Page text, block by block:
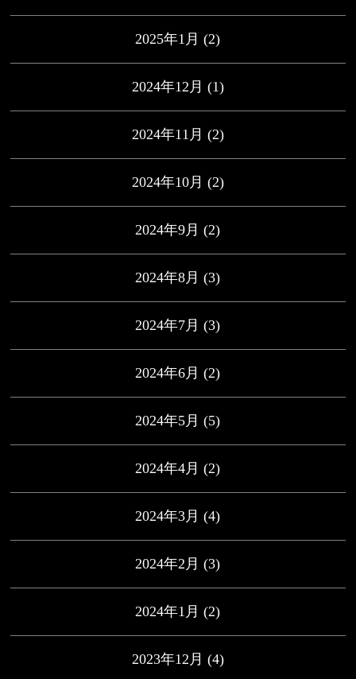
2025年1月 (2)
2024年12月 (1)
2024年11月 (2)
2024年10月 (2)
2024年9月 (2)
2024年8月 (3)
2024年7月 (3)
2024年6月 (2)
2024年5月 (5)
2024年4月 (2)
2024年3月 (4)
2024年2月 (3)
2024年1月 (2)
2023年12月 (4)